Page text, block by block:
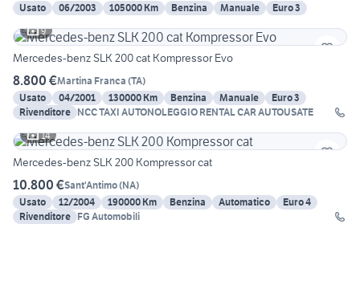
Usato
06/2003 105000 Km Benzina Manuale
Euro 3
9
Mercedes-benz SLK 200 cat Kompressor Evo
8.800 €Martina Franca (TA)
Usato
04/2001 130000 Km Benzina Manuale
Euro 3
Rivenditore NCC TAXI AUTONOLEGGIO RENTAL CAR AUTOUSATE
14
Mercedes-benz SLK 200 Kompressor cat
10.800 €Sant'Antimo(NA)
Usato
12/2004 190000 Km Benzina Automatico
Euro 4
Rivenditore FG Automobili